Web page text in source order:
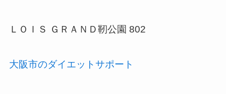
ＬＯＩＳ ＧＲＡＮＤ靭公園 802
大阪市のダイエットサポート